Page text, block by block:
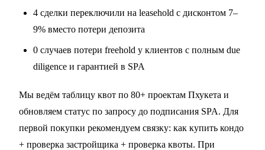
4 сделки переключили на leasehold с дисконтом 7–
9% вместо потери депозита
0 случаев потери freehold у клиентов с полным due
diligence и гарантией в SPA
Мы ведём таблицу квот по 80+ проектам Пхукета и
обновляем статус по запросу до подписания SPA. Для
первой покупки рекомендуем связку: как купить кондо
+ проверка застройщика + проверка квоты. При